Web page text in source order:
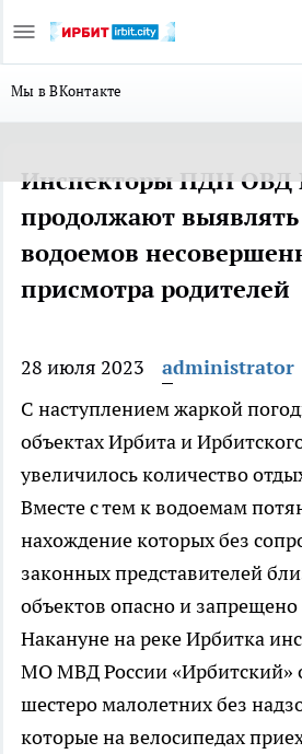
Мы в ВКонтакте
Инспекторы ПДН ОВД
продолжают
водоемов
присмотра родителей
28 июля 2023
administrator
С наступлением жаркой
объектах Ирбита и
увеличилось количество
Вместе с тем к водоемам
нахождение которых без
законных представителей
объектов опасно и
Накануне на реке Ирбитка
МО МВД России «Ирбитский»
шестеро малолетних без
которые на велосипедах